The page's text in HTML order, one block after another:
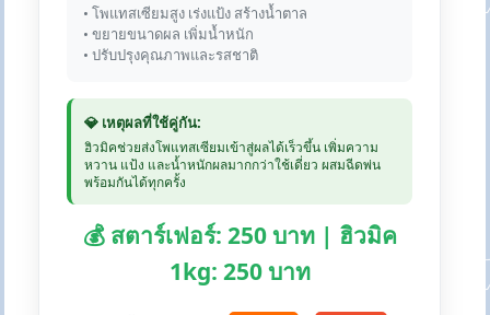
• โพแทสเซียมสูง เร่งแป้ง สร้างน้ำตาล
• ขยายขนาดผล เพิ่มน้ำหนัก
• ปรับปรุงคุณภาพและรสชาติ
💎 เหตุผลที่ใช้คู่กัน:
ฮิวมิคช่วยส่งโพแทสเซียมเข้าสู่ผลได้เร็วขึ้น เพิ่มความ
หวาน แป้ง และน้ำหนักผลมากกว่าใช้เดี่ยว ผสมฉีดพ่น
พร้อมกันได้ทุกครั้ง
💰 สตาร์เฟอร์: 250 บาท | ฮิวมิค
1kg: 250 บาท